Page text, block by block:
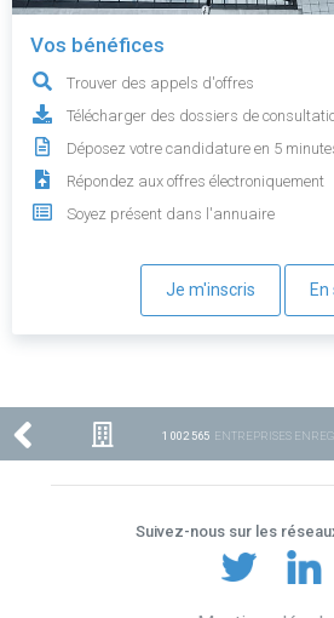
Vos bénéfices
Trouver des appels d'offres
Télécharger des dossiers de
Déposez votre candidature en 5
Répondez aux offres électroniquement
Soyez présent dans l'annuaire
Je m'inscris
1 002 565 ENTREPRISES
Suivez-nous sur les